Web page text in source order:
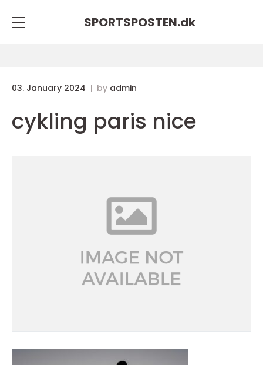
SPORTSPOSTEN.dk
03. January 2024 by admin
cykling paris nice